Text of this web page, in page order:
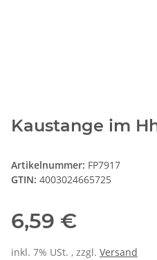
Kaustange im
Artikelnummer: FP7917
GTIN: 4003024665725
6,59 €
inkl. 7% USt. , zzgl. Versand